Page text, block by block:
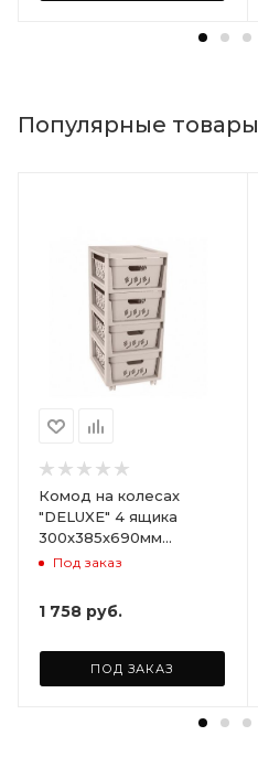
Популярные товары
Комод на колесах
"DELUXE" 4 ящика
300х385х690мм
(Светло-бежевый)
Под заказ
1 758 руб.
ПОД ЗАКАЗ